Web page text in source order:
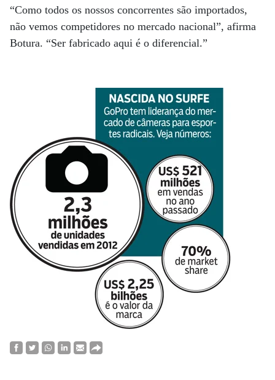
“Como todos os nossos concorrentes são importados,
não vemos competidores no mercado nacional”, afirma
Botura. “Ser fabricado aqui é o diferencial.”